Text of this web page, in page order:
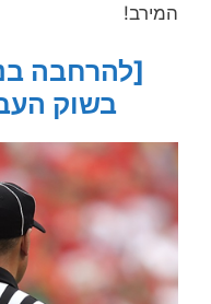
המירב!
בשוק